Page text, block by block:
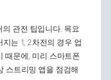
관전 팁입니다. 목요
는 1, 2차전의 경우 업
때문에, 미리 스마트폰
스트리밍 앱을 점검해